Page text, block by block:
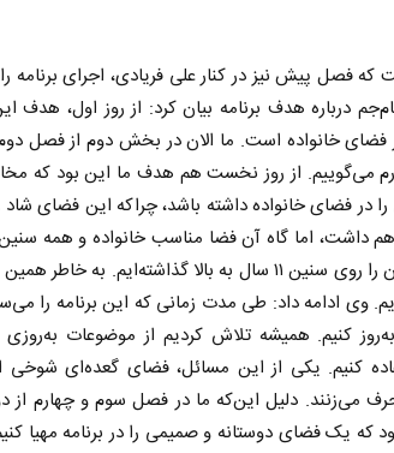
که فصل پیش نیز در کنار علی فریادی، اجرای برنامه
درباره هدف برنامه بیان کرد: از روز اول، هدف
خانواده است. ما الان در بخش دوم از فصل
می‌گوییم. از روز نخست هم هدف ما این بود که
در فضای خانواده داشته باشد، چراکه این فضای
داشت، اما گاه آن فضا مناسب خانواده و همه
ما از روز اول تمام مخاطب‌مان را روی سنین ۱۱ سال به بالا گذاشته‌ایم. به
ادامه داد: طی مدت زمانی که این برنامه را
کنیم. همیشه تلاش کردیم از موضوعات به‌روزی
کنیم. یکی از این مسائل، فضای گعده‌ای
می‌زنند. دلیل این‌که ما در فصل سوم و چهارم از
که یک فضای دوستانه و صمیمی را در برنامه مهیا